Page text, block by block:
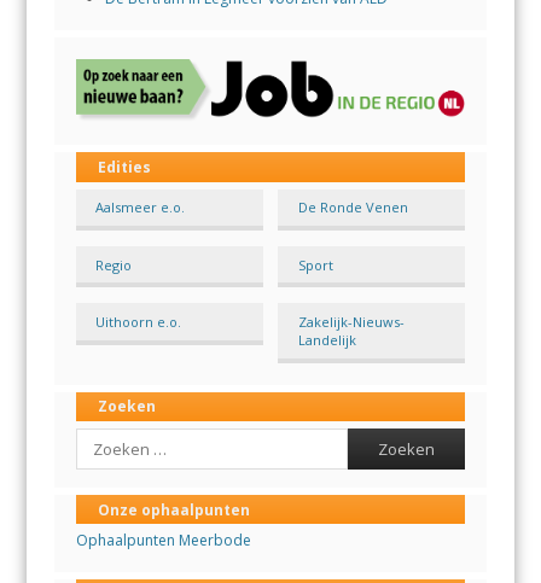
Edities
Aalsmeer e.o. De Ronde Venen
Regio Sport
Uithoorn e.o.
Zakelijk-Nieuws-
Landelijk
Zoeken
Search
Onze ophaalpunten
Ophaalpunten Meerbode